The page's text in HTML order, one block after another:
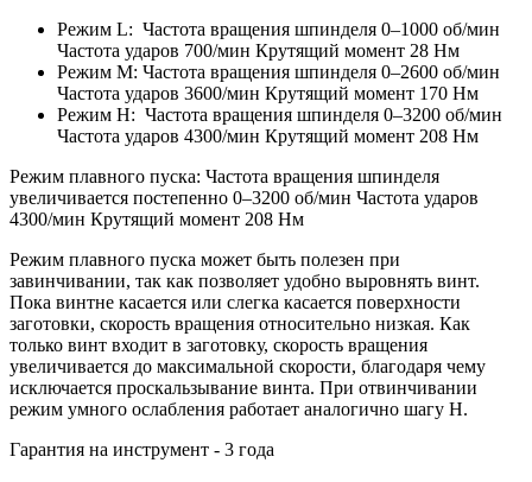
Режим L: Частота вращения шпинделя 0–1000 об/мин
Частота ударов 700/мин Крутящий момент 28 Нм
Режим M: Частота вращения шпинделя 0–2600 об/мин
Частота ударов 3600/мин Крутящий момент 170 Нм
Режим H: Частота вращения шпинделя 0–3200 об/мин
Частота ударов 4300/мин Крутящий момент 208 Нм
Режим плавного пуска: Частота вращения шпинделя
увеличивается постепенно 0–3200 об/мин Частота ударов
4300/мин Крутящий момент 208 Нм
Режим плавного пуска может быть полезен при
завинчивании, так как позволяет удобно выровнять винт.
Пока винтне касается или слегка касается поверхности
заготовки, скорость вращения относительно низкая. Как
только винт входит в заготовку, скорость вращения
увеличивается до максимальной скорости, благодаря чему
исключается проскальзывание винта. При отвинчивании
режим умного ослабления работает аналогично шагу H.
Гарантия на инструмент - 3 года